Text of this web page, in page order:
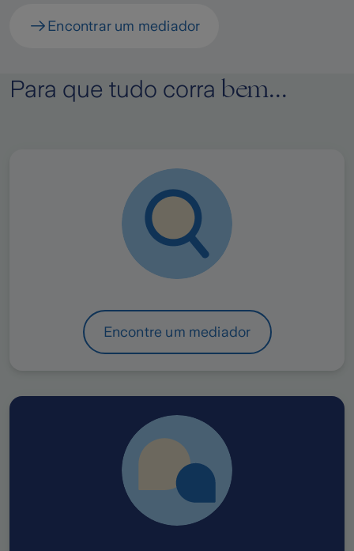
Encontrar um mediador
Para que tudo corra bem...
Encontre um mediador